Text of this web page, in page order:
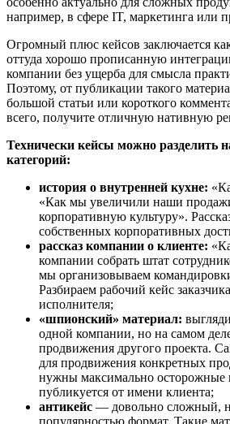
например, в сфере IT, маркетинга или
Огромный плюс кейсов заключается
оттуда хорошо прописанную
компании без ущерба для смысла
Поэтому, от публикации такого
большой статьи или короткого
всего, получите отличную нативную
Технически кейсы можно разделить
категорий:
история о внутренней кухне:
«Как мы увеличили наши
корпоративную культуру».
собственных корпоративных
рассказ компании о клиенте:
компании собрать штат
мы организовываем
Разбираем рабочий кейс
исполнителя;
«шпионский» материал:
одной компании, но на самом
продвижения другого проекта.
для продвижения конкретных
нужны максимально осторожные
публикуется от имени клиента;
антикейс — довольно сложный,
популярностью формат. Такие